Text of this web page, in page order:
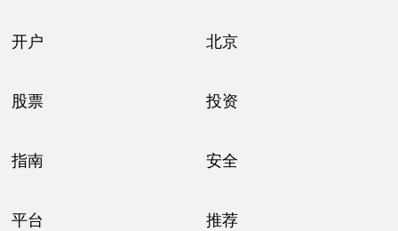
开户 北京
股票 投资
指南 安全
平台 推荐